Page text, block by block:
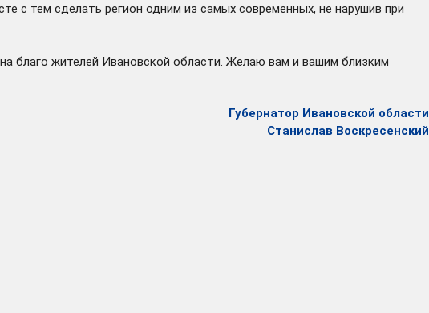
с тем сделать регион одним из самых современных, не нарушив при
благо жителей Ивановской области. Желаю вам и вашим близким
Губернатор Ивановской области
Станислав Воскресенский